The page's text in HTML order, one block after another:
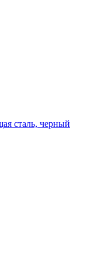
сталь, черный